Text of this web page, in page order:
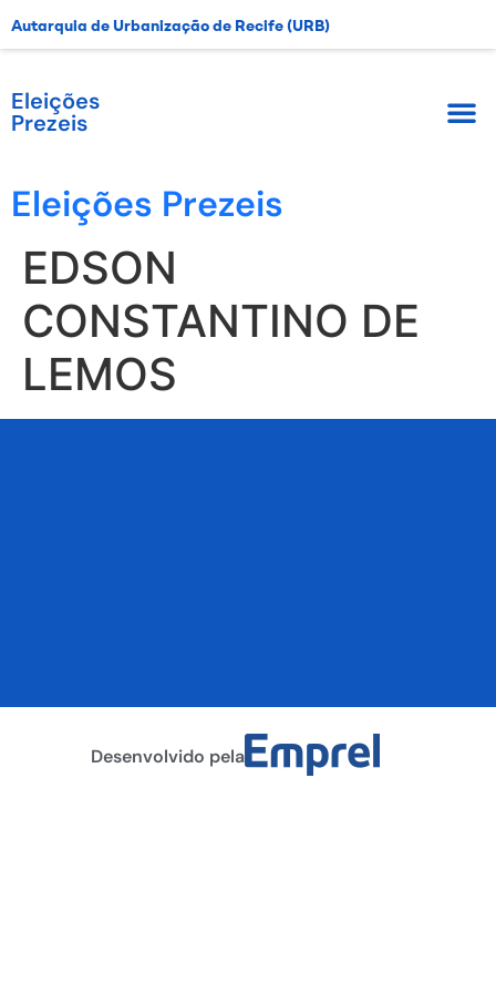
Autarquia de Urbanização de Recife (URB)
Eleições
Prezeis
Eleições Prezeis
EDSON
CONSTANTINO DE
LEMOS
Desenvolvido pela